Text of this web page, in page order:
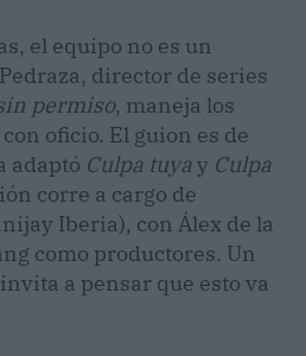
el equipo no es un
director de series
permiso, maneja los
oficio. El guion es de
adaptó Culpa tuyay Culpa
corre a cargo de
Iberia), con Álex de la
como productores. Un
a pensar que esto va